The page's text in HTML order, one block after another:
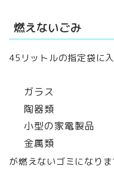
燃えないごみ
45リットルの指定袋に
ガラス
陶器類
小型の家電製品
金属類
が燃えないゴミになり